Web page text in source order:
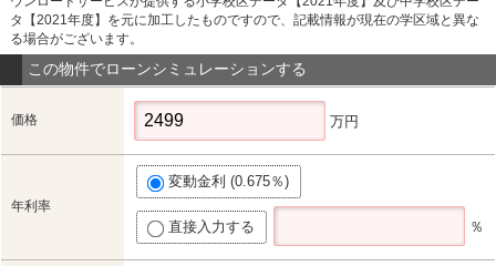
タ【2021年度】を元に加工したものですので、記載情報が現在の学区域と異な
る場合がございます。
この物件でローンシミュレーションする
価格 万円
年利率
変動金利 (0.675％)
直接入力する ％